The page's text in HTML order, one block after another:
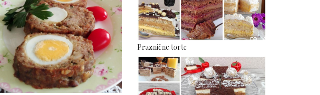
Praznične torte